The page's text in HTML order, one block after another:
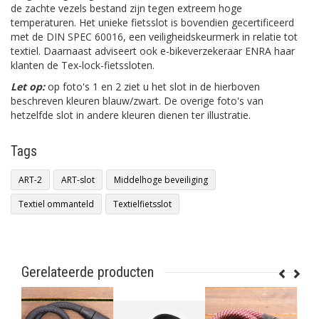
de zachte vezels bestand zijn tegen extreem hoge
temperaturen. Het unieke fietsslot is bovendien gecertificeerd
met de DIN SPEC 60016, een veiligheidskeurmerk in relatie tot
textiel. Daarnaast adviseert ook e-bikeverzekeraar ENRA haar
klanten de Tex-lock-fietssloten.
Let op:op foto's 1 en 2 ziet u het slot in de hierboven
beschreven kleuren blauw/zwart. De overige foto's van
hetzelfde slot in andere kleuren dienen ter illustratie.
Tags
ART-2 ART-slot
Middelhoge beveiliging
Textiel ommanteld
Textielfietsslot
Gerelateerde producten